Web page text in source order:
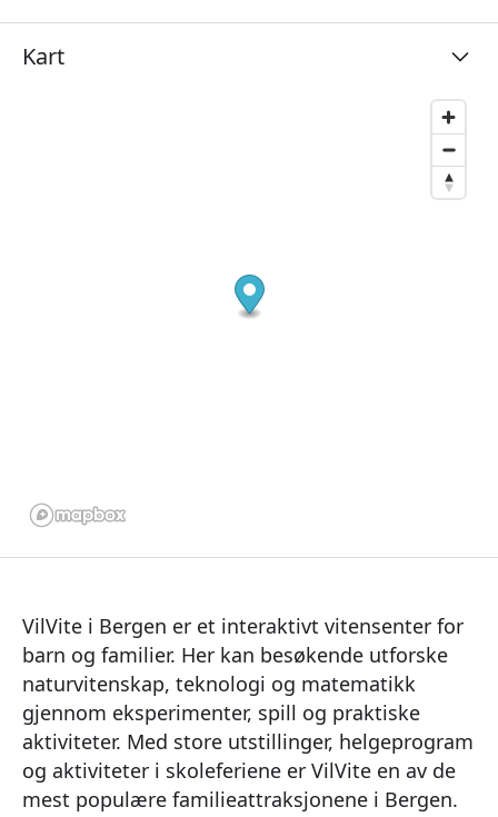
Kart
VilVite i Bergen er et interaktivt vitensenter for
barn og familier. Her kan besøkende utforske
naturvitenskap, teknologi og matematikk
gjennom eksperimenter, spill og praktiske
aktiviteter. Med store utstillinger, helgeprogram
og aktiviteter i skoleferiene er VilVite en av de
mest populære familieattraksjonene i Bergen.